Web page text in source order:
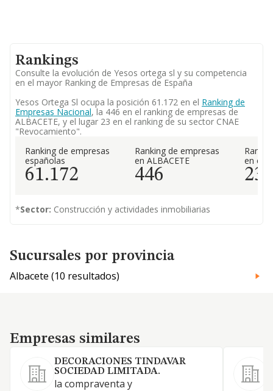
Rankings
Consulte la evolución de Yesos ortega sl y su competencia
en el mayor Ranking de Empresas de España
Yesos Ortega Sl ocupa la posición 61.172 en el Ranking de
Empresas Nacional, la 446 en el ranking de empresas de
ALBACETE, y el lugar 23 en el ranking de su sector CNAE
"Revocamiento".
Ranking de empresas
españolas
61.172
Ranking de empresas
en ALBACETE
446
en el
23
*Sector: Construcción y actividades inmobiliarias
Sucursales por provincia
Albacete (10 resultados)
Empresas similares
Empresas similares
DECORACIONES TINDAVAR
SOCIEDAD LIMITADA.
la compraventa y